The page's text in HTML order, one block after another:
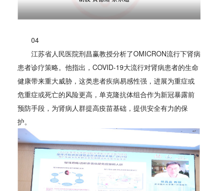
04
江苏省人民医院刑昌赢教授分析了OMICRON流行下肾病
患者诊疗策略。他指出，COVID-19大流行对肾病患者的生命
健康带来重大威胁，这类患者疾病易感性强，进展为重症或
危重症或死亡的风险更高，单克隆抗体组合作为新冠暴露前
预防手段，为肾病人群提高疫苗基础，提供安全有力的保
护。